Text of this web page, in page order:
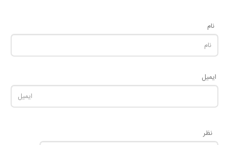
نام
ایمیل
نظر